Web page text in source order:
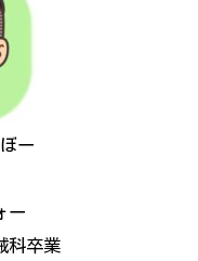
ー
ー
科卒業